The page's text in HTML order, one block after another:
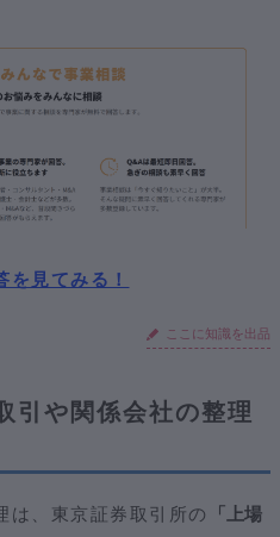
を見てみる！
ここに知識を出品
引や関係会社の整理
は、東京証券取引所の
「上場